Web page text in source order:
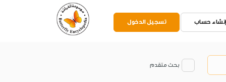
إنشاء حساب تسجيل الدخول
بحث متقدم